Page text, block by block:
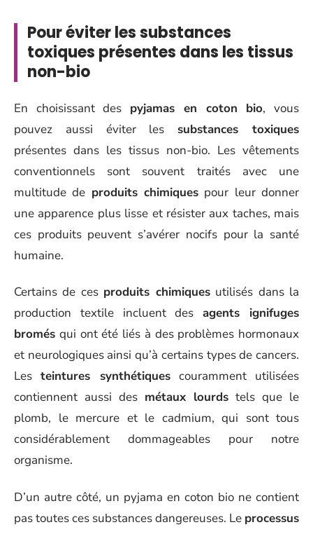
Pour éviter les substances
toxiques présentes dans les tissus
non-bio
En choisissant des pyjamas en coton bio, vous
pouvez aussi éviter les substances toxiques
présentes dans les tissus non-bio. Les vêtements
conventionnels sont souvent traités avec une
multitude de produits chimiques pour leur donner
une apparence plus lisse et résister aux taches, mais
ces produits peuvent s’avérer nocifs pour la santé
humaine.
Certains de ces produits chimiquesutilisés dans la
production textile incluent desagents ignifuges
bromés qui ont été liés à des problèmes hormonaux
et neurologiques ainsi qu’à certains types de cancers.
Lesteintures synthétiquescouramment utilisées
contiennent aussi des métaux lourds tels que le
plomb, le mercure et le cadmium, qui sont tous
considérablement dommageables pour notre
organisme.
D’un autre côté, un pyjama en coton bio ne contient
pas toutes ces substances dangereuses. Le processus